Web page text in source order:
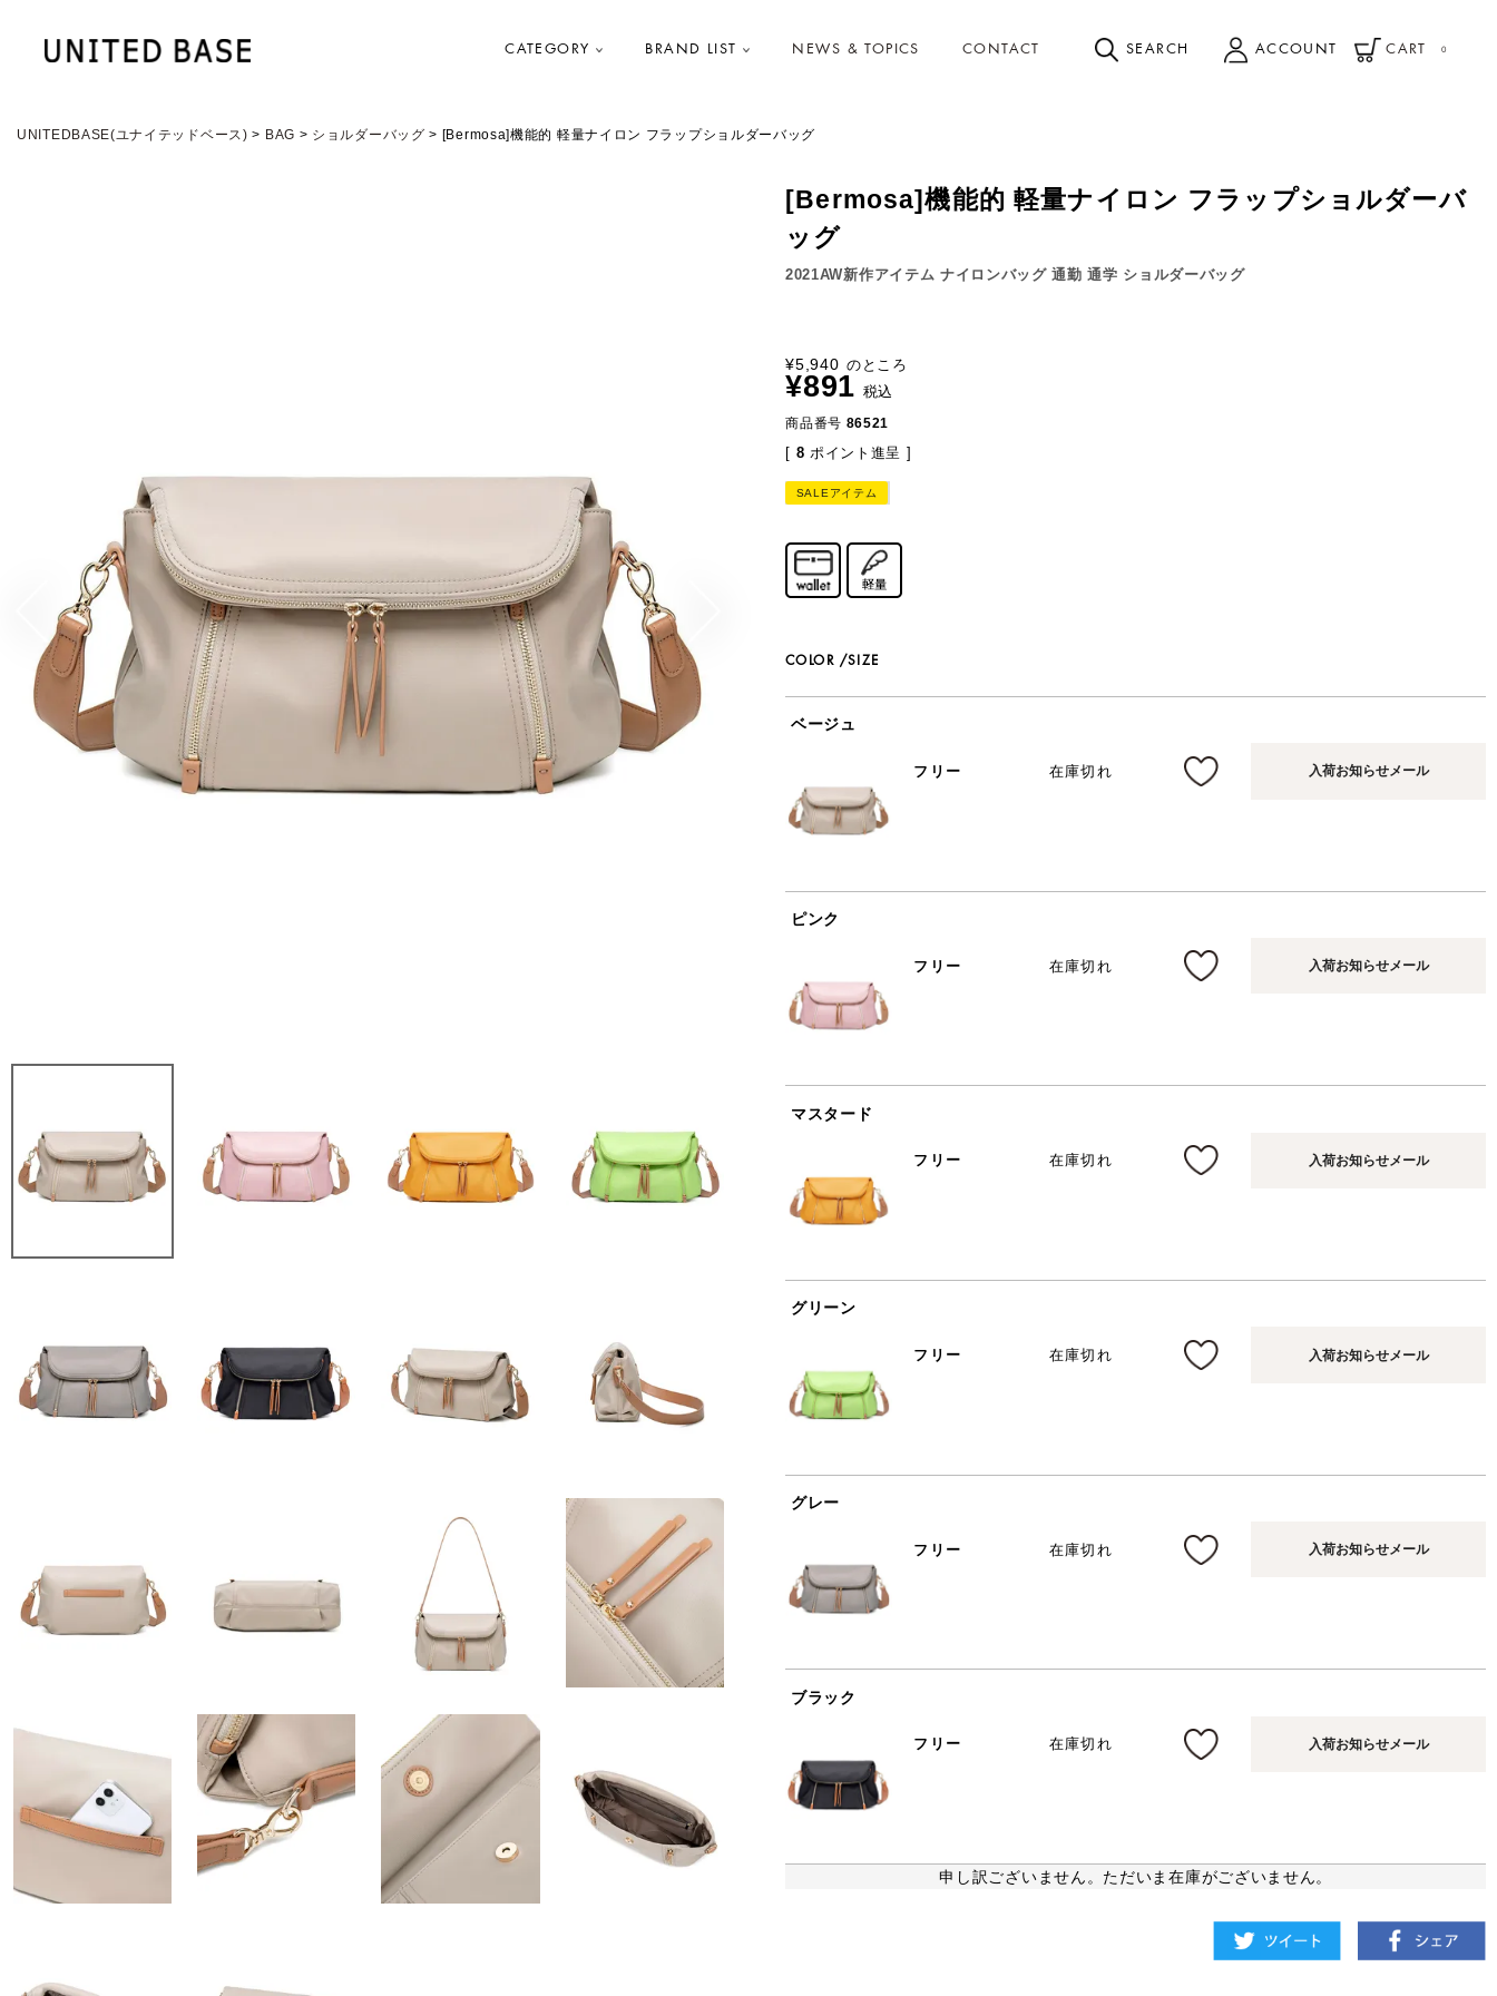
CATEGORY BRAND LIST NEWS & TOPICS CONTACT SEARCH ACCOUNT CART 0
UNITEDBASE(ユナイテッドベース) BAG ショルダーバッグ [Bermosa]機能的 軽量ナイロン フラップショルダーバッグ
2021AW新作アイテム ナイロンバッグ 通勤 通学 ショルダーバッグ
[Bermosa]機能的 軽量ナイロン フラップショルダーバ
ッグ
¥5,940 のところ
¥891 税込
商品番号 86521
[ 8 ポイント進呈 ]
SALEアイテム
COLOR SIZE
ベージュ
フリー 在庫切れ 入荷お知らせメール
ピンク
フリー 在庫切れ 入荷お知らせメール
マスタード
フリー 在庫切れ 入荷お知らせメール
グリーン
フリー 在庫切れ 入荷お知らせメール
グレー
フリー 在庫切れ 入荷お知らせメール
ブラック
フリー 在庫切れ 入荷お知らせメール
申し訳ございません。ただいま在庫がございません。